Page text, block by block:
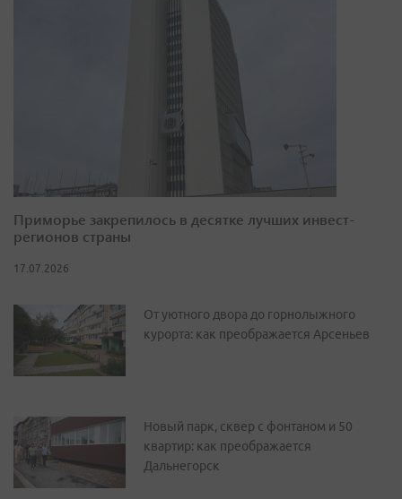
Приморье закрепилось в десятке лучших инвест-
регионов страны
17.07.2026
От уютного двора до горнолыжного
курорта: как преображается Арсеньев
Новый парк, сквер с фонтаном и 50
квартир: как преображается
Дальнегорск